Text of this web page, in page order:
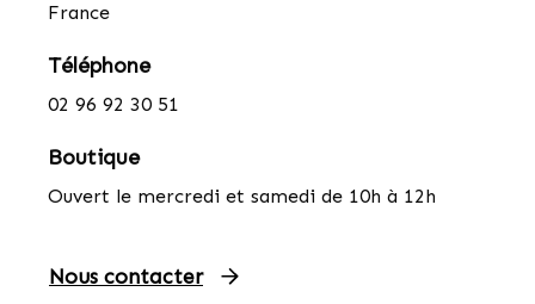
France
Téléphone
02 96 92 30 51
Boutique
Ouvert le mercredi et samedi de 10h à 12h
Nous contacter